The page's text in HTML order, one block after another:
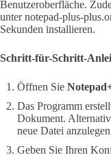
Benutzeroberfläche.
unter notepad-plus-
Sekunden installieren.
Schritt-für-Schritt-
Öffnen Sie
Das Programm
Dokument.
neue Datei
Geben Sie Ihren